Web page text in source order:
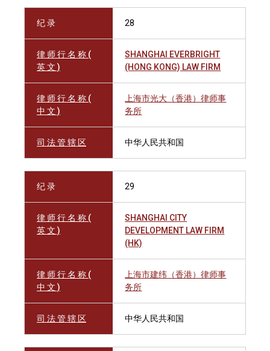
纪 录 28
律 师 行 名 称 (
英 文 )
SHANGHAI EVERBRIGHT
(HONG KONG) LAW FIRM
律 师 行 名 称 (
中 文 )
上海市光大（香港）律师事
务所
司 法 管 辖 区 中华人民共和国
纪 录 29
律 师 行 名 称 (
英 文 )
SHANGHAI CITY
DEVELOPMENT LAW FIRM
(HK)
律 师 行 名 称 (
中 文 )
上海市建纬（香港）律师事
务所
司 法 管 辖 区 中华人民共和国